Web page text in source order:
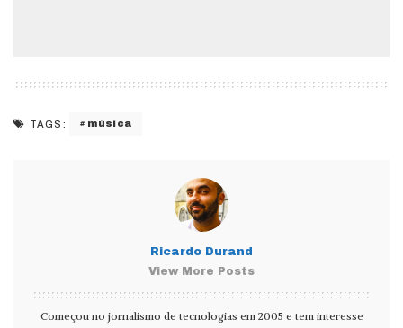
TAGS: música
Ricardo Durand
View More Posts
Começou no jornalismo de tecnologias em 2005 e tem interesse